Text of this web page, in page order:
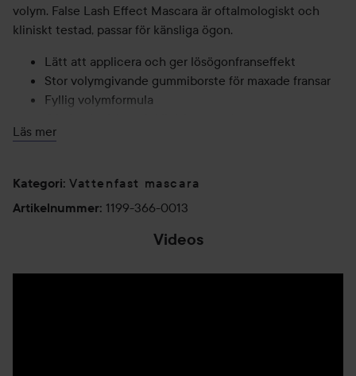
volym. False Lash Effect Mascara är oftalmologiskt och
kliniskt testad, passar för känsliga ögon.
Lätt att applicera och ger lösögonfranseffekt
Stor volymgivande gummiborste för maxade fransar
Fyllig volymformula
Passar för känsliga ögon
Användning:
Steg 1:
svepa borsten upp genom fransarna med zickzack-rörelser
Läs mer
Kategori: Vattenfast mascara
Artikelnummer: 1199-366-0013
Videos